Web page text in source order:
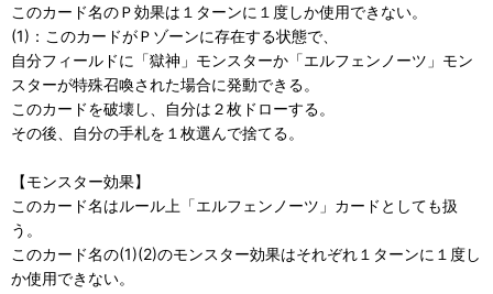
このカード名のＰ効果は１ターンに１度しか使用できない。
(1)：このカードがＰゾーンに存在する状態で、
自分フィールドに「獄神」モンスターか「エルフェンノーツ」モン
スターが特殊召喚された場合に発動できる。
このカードを破壊し、自分は２枚ドローする。
その後、自分の手札を１枚選んで捨てる。
【モンスター効果】
このカード名はルール上「エルフェンノーツ」カードとしても扱
う。
このカード名の(1)(2)のモンスター効果はそれぞれ１ターンに１度し
か使用できない。